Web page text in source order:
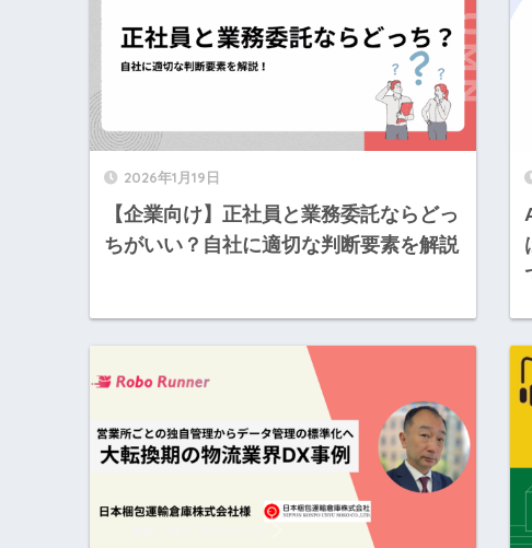
2026年1月19日
【企業向け】正社員と業務委託ならどっ
ちがいい？自社に適切な判断要素を解説